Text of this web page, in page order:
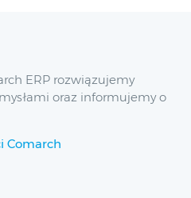
ERP rozwiązujemy
oraz informujemy o
Comarch